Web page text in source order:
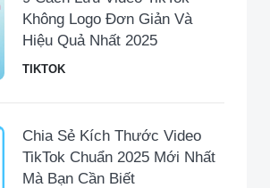
Không Logo Đơn Giản Và
Hiệu Quả Nhất 2025
TIKTOK
Chia Sẻ Kích Thước Video
TikTok Chuẩn 2025 Mới Nhất
Mà Bạn Cần Biết